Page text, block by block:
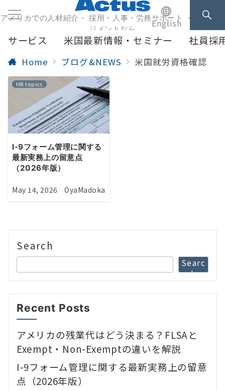
アメリカでの人材紹介・ 採用・人事・労務サポート ・人事マネ
ジメントなら
English
サービス 米国最新情報・セミナー 社員採
Home ブログ&NEWS 米国就労資格確認
HR topics
I-9フォーム管理に関する
最新実務上の留意点
（2026年版）
May 14, 2026 OyaMadoka
Search
Searc
h
Recent Posts
アメリカの残業代はどう決まる？FLSAと
Exempt・Non-Exemptの違いを解説
I-9フォーム管理に関する最新実務上の留意
点（2026年版）